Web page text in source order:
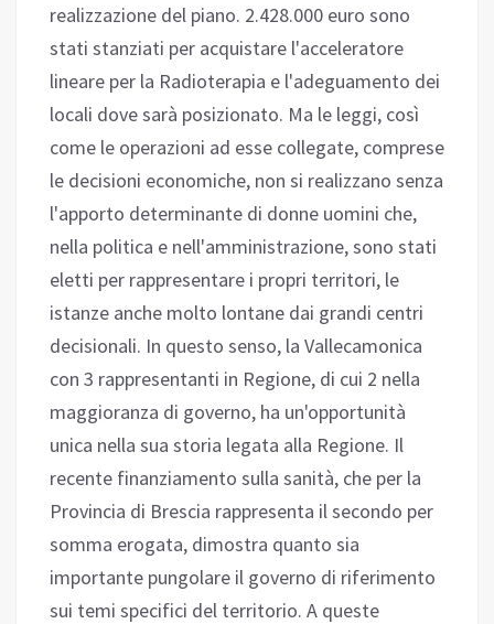
realizzazione del piano. 2.428.000 euro sono
stati stanziati per acquistare l'acceleratore
lineare per la Radioterapia e l'adeguamento dei
locali dove sarà posizionato. Ma le leggi, così
come le operazioni ad esse collegate, comprese
le decisioni economiche, non si realizzano senza
l'apporto determinante di donne uomini che,
nella politica e nell'amministrazione, sono stati
eletti per rappresentare i propri territori, le
istanze anche molto lontane dai grandi centri
decisionali. In questo senso, la Vallecamonica
con 3 rappresentanti in Regione, di cui 2 nella
maggioranza di governo, ha un'opportunità
unica nella sua storia legata alla Regione. Il
recente finanziamento sulla sanità, che per la
Provincia di Brescia rappresenta il secondo per
somma erogata, dimostra quanto sia
importante pungolare il governo di riferimento
sui temi specifici del territorio. A queste